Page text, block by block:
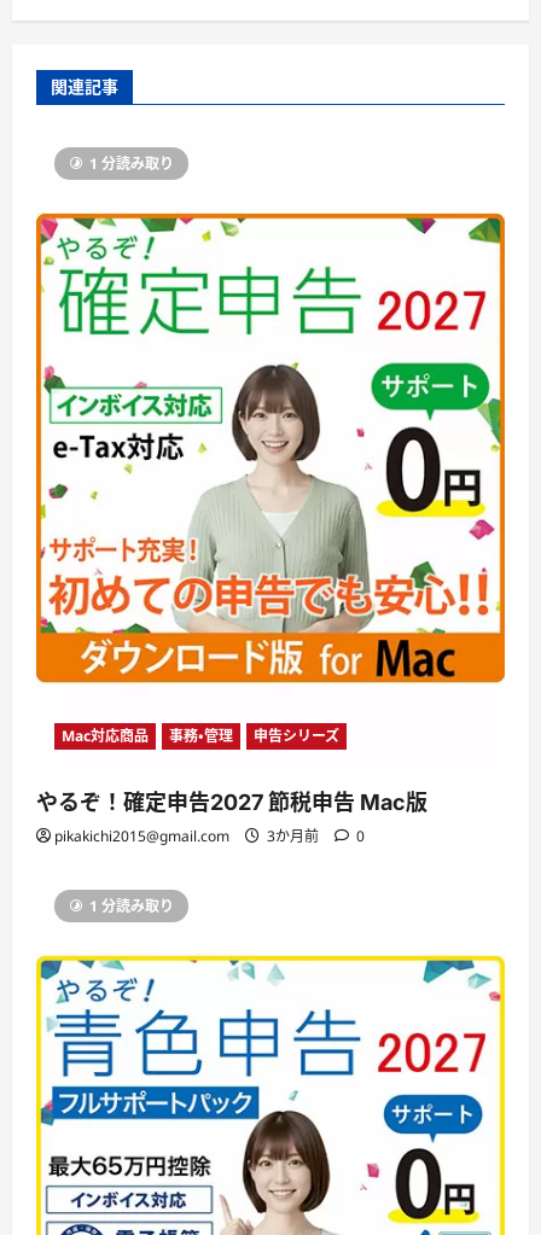
関連記事
1 分読み取り
Mac対応商品 事務・管理 申告シリーズ
やるぞ！確定申告2027 節税申告 Mac版
pikakichi2015@gmail.com 3か月前 0
1 分読み取り